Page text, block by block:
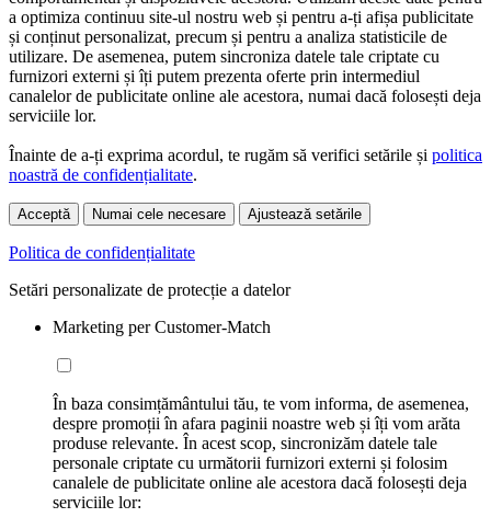
a optimiza continuu site-ul nostru web și pentru a-ți afișa publicitate
și conținut personalizat, precum și pentru a analiza statisticile de
utilizare. De asemenea, putem sincroniza datele tale criptate cu
furnizori externi și îți putem prezenta oferte prin intermediul
canalelor de publicitate online ale acestora, numai dacă folosești deja
serviciile lor.
Înainte de a-ți exprima acordul, te rugăm să verifici setările și politica
noastră de confidențialitate.
Acceptă Numai cele necesare Ajustează setările
Politica de confidențialitate
Setări personalizate de protecție a datelor
Marketing per Customer-Match
În baza consimțământului tău, te vom informa, de asemenea,
despre promoții în afara paginii noastre web și îți vom arăta
produse relevante. În acest scop, sincronizăm datele tale
personale criptate cu următorii furnizori externi și folosim
canalele de publicitate online ale acestora dacă folosești deja
serviciile lor: